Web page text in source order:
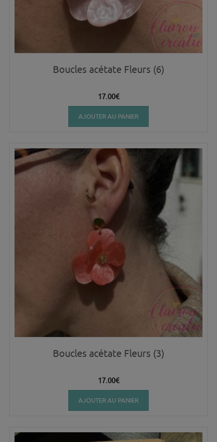
Boucles acétate Fleurs (6)
17.00€
AJOUTER AU PANIER
Boucles acétate Fleurs (3)
17.00€
AJOUTER AU PANIER